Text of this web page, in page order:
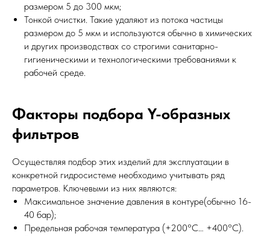
размером 5 до 300 мкм;
Тонкой очистки. Такие удаляют из потока частицы
размером до 5 мкм и используются обычно в химических
и других производствах со строгими санитарно-
гигиеническими и технологическими требованиями к
рабочей среде.
Факторы подбора Y-образных
фильтров
Осуществляя подбор этих изделий для эксплуатации в
конкретной гидросистеме необходимо учитывать ряд
параметров. Ключевыми из них являются:
Максимальное значение давления в контуре(обычно 16-
40 бар);
Предельная рабочая температура (+200°С… +400°С).